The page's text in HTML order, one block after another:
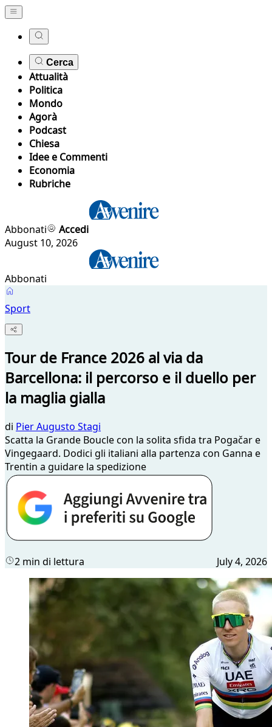
Cerca
Attualità
Politica
Mondo
Agorà
Podcast
Chiesa
Idee e Commenti
Economia
Rubriche
Abbonati
Accedi
August 10, 2026
Abbonati
Sport
Tour de France 2026 al via da
Barcellona: il percorso e il duello per
la maglia gialla
di Pier Augusto Stagi
Scatta la Grande Boucle con la solita sfida tra Pogačar e
Vingegaard. Dodici gli italiani alla partenza con Ganna e
Trentin a guidare la spedizione
2 min di lettura July 4, 2026